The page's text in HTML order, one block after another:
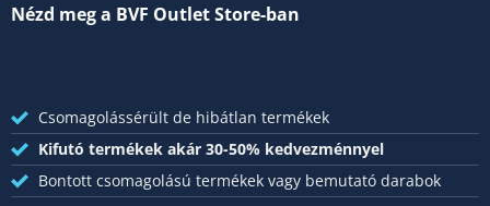
Nézd meg a BVF Outlet Store-ban
Csomagolássérült de hibátlan termékek
Kifutó termékek akár 30-50% kedvezménnyel
Bontott csomagolású termékek vagy bemutató darabok